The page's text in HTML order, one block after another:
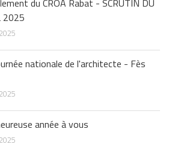
du CROA Rabat - SCRUTIN DU
2025
nationale de l'architecte - Fès
année à vous